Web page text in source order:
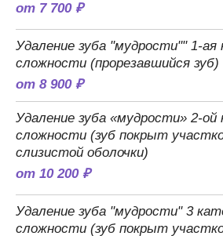
от 7 700 ₽
Удаление зуба "мудрости"" 1-ая
сложности (прорезавшийся зуб)
от 8 900 ₽
Удаление зуба «мудрости» 2-ой
сложности (зуб покрыт
слизистой оболочки)
от 10 200 ₽
Удаление зуба "мудрости" 3
сложности (зуб покрыт